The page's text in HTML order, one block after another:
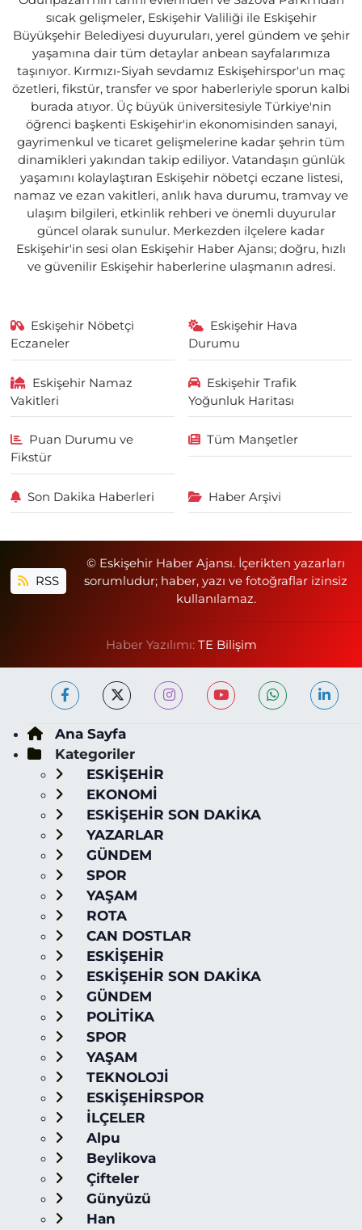
sıcak gelişmeler, Eskişehir Valiliği ile Eskişehir
Büyükşehir Belediyesi duyuruları, yerel gündem ve şehir
yaşamına dair tüm detaylar anbean sayfalarımıza
taşınıyor. Kırmızı-Siyah sevdamız Eskişehirspor'un maç
özetleri, fikstür, transfer ve spor haberleriyle sporun kalbi
burada atıyor. Üç büyük üniversitesiyle Türkiye'nin
öğrenci başkenti Eskişehir'in ekonomisinden sanayi,
gayrimenkul ve ticaret gelişmelerine kadar şehrin tüm
dinamikleri yakından takip ediliyor. Vatandaşın günlük
yaşamını kolaylaştıran Eskişehir nöbetçi eczane listesi,
namaz ve ezan vakitleri, anlık hava durumu, tramvay ve
ulaşım bilgileri, etkinlik rehberi ve önemli duyurular
güncel olarak sunulur. Merkezden ilçelere kadar
Eskişehir'in sesi olan Eskişehir Haber Ajansı; doğru, hızlı
ve güvenilir Eskişehir haberlerine ulaşmanın adresi.
Eskişehir Nöbetçi
Eczaneler
Eskişehir Hava
Durumu
Eskişehir Namaz
Vakitleri
Eskişehir Trafik
Yoğunluk Haritası
Puan Durumu ve
Fikstür
Tüm Manşetler
Son Dakika Haberleri Haber Arşivi
RSS
© Eskişehir Haber Ajansı. İçerikten yazarları
sorumludur; haber, yazı ve fotoğraflar izinsiz
kullanılamaz.
Haber Yazılımı: TE Bilişim
Ana Sayfa
Kategoriler
ESKİŞEHİR
EKONOMİ
ESKİŞEHİR SON DAKİKA
YAZARLAR
GÜNDEM
SPOR
YAŞAM
ROTA
CAN DOSTLAR
ESKİŞEHİR
ESKİŞEHİR SON DAKİKA
GÜNDEM
POLİTİKA
SPOR
YAŞAM
TEKNOLOJİ
ESKİŞEHİRSPOR
İLÇELER
Alpu
Beylikova
Çifteler
Günyüzü
Han